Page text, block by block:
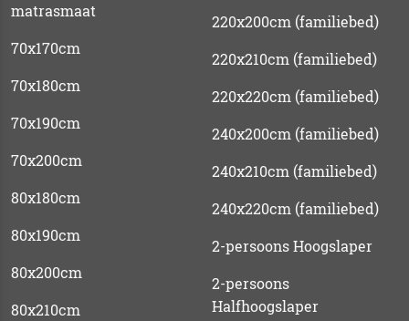
matrasmaat
70x170cm
70x180cm
70x190cm
70x200cm
80x180cm
80x190cm
80x200cm
80x210cm
220x200cm (familiebed)
220x210cm (familiebed)
220x220cm (familiebed)
240x200cm (familiebed)
240x210cm (familiebed)
240x220cm (familiebed)
2-persoons Hoogslaper
2-persoons
Halfhoogslaper